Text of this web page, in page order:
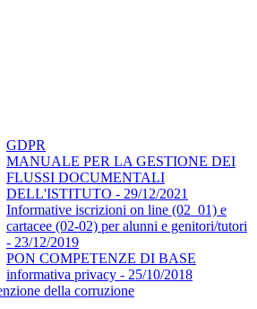
GDPR
MANUALE PER LA GESTIONE DEI
FLUSSI DOCUMENTALI
DELL'ISTITUTO - 29/12/2021
Informative iscrizioni on line (02_01) e
cartacee (02-02) per alunni e genitori/tutori
- 23/12/2019
PON COMPETENZE DI BASE
informativa privacy - 25/10/2018
della corruzione